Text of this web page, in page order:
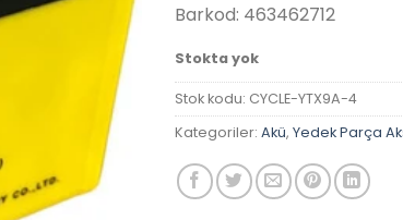
Barkod: 463462712
Stokta yok
Stok kodu: CYCLE-YTX9A-4
Kategoriler: Akü, Yedek Parça